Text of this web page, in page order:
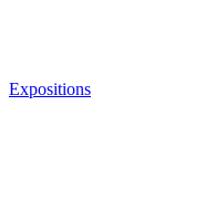
Expositions